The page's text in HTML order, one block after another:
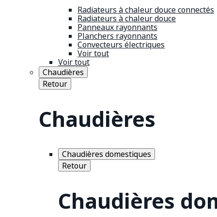
Radiateurs à chaleur douce connectés
Radiateurs à chaleur douce
Panneaux rayonnants
Planchers rayonnants
Convecteurs électriques
Voir tout
Voir tout
Chaudières
Retour
Chaudières
Chaudières domestiques
Retour
Chaudières